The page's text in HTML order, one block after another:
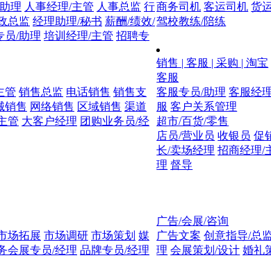
理 人事经理/主管 人事总监 行
总监 经理助理/秘书 薪酬/绩效/
员/助理 培训经理/主管 招聘专
商务司机 客运司机 货
驾校教练/陪练
销售 | 客服 | 采购 | 淘宝
管 销售总监 电话销售 销售支
销售 网络销售 区域销售 渠道
管 大客户经理 团购业务员/经
客服
客服专员/助理 客服经
服 客户关系管理
超市/百货/零售
店员/营业员 收银员 促
长/卖场经理 招商经理/
理 督导
场拓展 市场调研 市场策划 媒
会展专员/经理 品牌专员/经理
广告/会展/咨询
广告文案 创意指导/总
理 会展策划/设计 婚礼